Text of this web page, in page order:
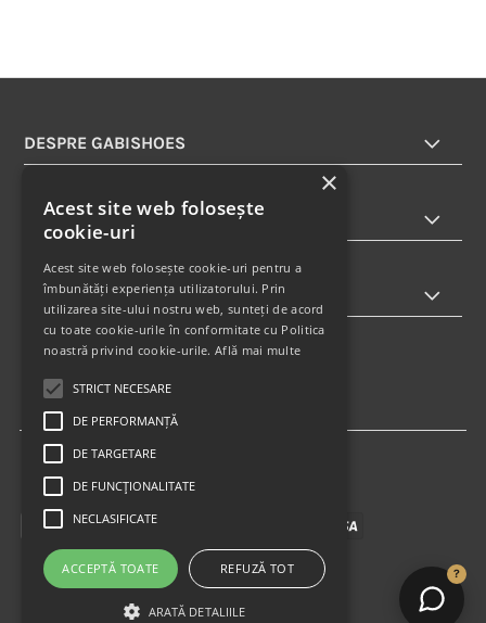
DESPRE GABISHOES
INFORMATII
ABONARE LA NEWSLETTER
?
×
Acest site web folosește
cookie-uri
Acest site web folosește cookie-uri pentru a
îmbunătăți experiența utilizatorului. Prin
utilizarea site-ului nostru web, sunteți de acord
cu toate cookie-urile în conformitate cu Politica
noastră privind cookie-urile.Află mai multe
STRICT NECESARE
DE PERFORMANȚĂ
DE TARGETARE
DE FUNCŢIONALITATE
NECLASIFICATE
ACCEPTĂ TOATE REFUZĂ TOT
ARATĂ DETALIILE